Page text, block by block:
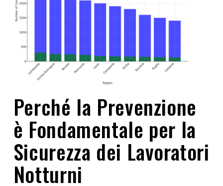
Perché la Prevenzione
è Fondamentale per la
Sicurezza dei Lavoratori
Notturni